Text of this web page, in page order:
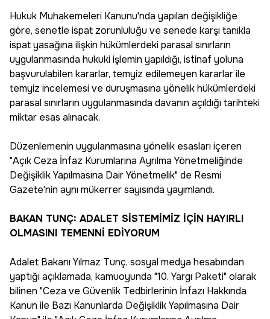
Hukuk Muhakemeleri Kanunu'nda yapılan değişikliğe
göre, senetle ispat zorunluluğu ve senede karşı tanıkla
ispat yasağına ilişkin hükümlerdeki parasal sınırların
uygulanmasında hukuki işlemin yapıldığı, istinaf yoluna
başvurulabilen kararlar, temyiz edilemeyen kararlar ile
temyiz incelemesi ve duruşmasına yönelik hükümlerdeki
parasal sınırların uygulanmasında davanın açıldığı tarihteki
miktar esas alınacak.
Düzenlemenin uygulanmasına yönelik esasları içeren
"Açık Ceza İnfaz Kurumlarına Ayrılma Yönetmeliğinde
Değişiklik Yapılmasına Dair Yönetmelik" de Resmi
Gazete'nin aynı mükerrer sayısında yayımlandı.
BAKAN TUNÇ: ADALET SİSTEMİMİZ İÇİN HAYIRLI
OLMASINI TEMENNİ EDİYORUM
Adalet Bakanı Yılmaz Tunç, sosyal medya hesabından
yaptığı açıklamada, kamuoyunda "10. Yargı Paketi" olarak
bilinen "Ceza ve Güvenlik Tedbirlerinin İnfazı Hakkında
Kanun ile Bazı Kanunlarda Değişiklik Yapılmasına Dair